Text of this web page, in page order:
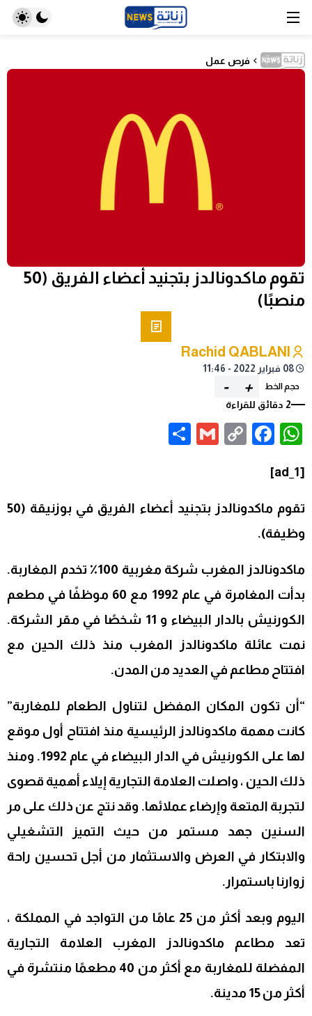
فرص عمل
تقوم ماكدونالدز بتجنيد أعضاء الفريق (50
منصبًا)
Rachid QABLANI
08 فبراير 2022 - 11:46
حجم الخط +
-
2 دقائق للقراءة
WhatsApp
Facebook
Copy
Gmail
[ad_1]
تقوم ماكدونالدز بتجنيد أعضاء الفريق في بوزنيقة (50
وظيفة).
ماكدونالدز المغرب شركة مغربية 100٪ تخدم المغاربة.
بدأت المغامرة في عام 1992 مع 60 موظفًا في مطعم
الكورنيش بالدار البيضاء و 11 شخصًا في مقر الشركة.
نمت عائلة ماكدونالدز المغرب منذ ذلك الحين مع
افتتاح مطاعم في العديد من المدن.
“أن تكون المكان المفضل لتناول الطعام للمغاربة”
كانت مهمة ماكدونالدز الرئيسية منذ افتتاح أول موقع
لها على الكورنيش في الدار البيضاء في عام 1992. ومنذ
ذلك الحين ، واصلت العلامة التجارية إيلاء أهمية قصوى
لتجربة المتعة وإرضاء عملائها. وقد نتج عن ذلك على مر
السنين جهد مستمر من حيث التميز التشغيلي
والابتكار في العرض والاستثمار من أجل تحسين راحة
زوارنا باستمرار.
اليوم وبعد أكثر من 25 عامًا من التواجد في المملكة ،
تعد مطاعم ماكدونالدز المغرب العلامة التجارية
المفضلة للمغاربة مع أكثر من 40 مطعمًا منتشرة في
أكثر من 15 مدينة.